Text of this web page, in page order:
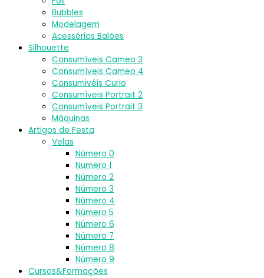
Bubbles
Modelagem
Acessórios Balões
Silhouette
Consumíveis Cameo 3
Consumíveis Cameo 4
Consumivéis Curio
Consumíveis Portrait 2
Consumíveis Portrait 3
Máquinas
Artigos de Festa
Velas
Número 0
Numero 1
Número 2
Número 3
Número 4
Número 5
Número 6
Número 7
Número 8
Número 9
Cursos&Formações